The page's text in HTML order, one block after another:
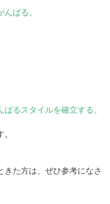
ばる。
るスタイルを確立する。
きた方は、ぜひ参考になさ